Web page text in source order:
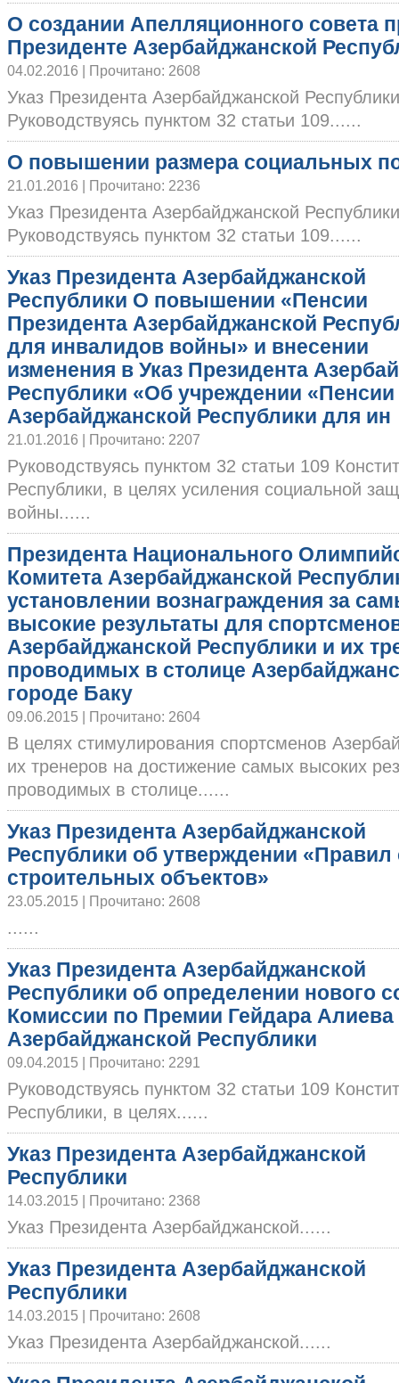
О создании Апелляционного совета
Президенте Азербайджанской
04.02.2016 | Прочитано: 2608
Указ Президента Азербайджанской
Руководствуясь пунктом 32 статьи 109......
О повышении размера социальных
21.01.2016 | Прочитано: 2236
Указ Президента Азербайджанской
Руководствуясь пунктом 32 статьи 109......
Указ Президента Азербайджанской
Республики О повышении «Пенсии
Президента Азербайджанской
для инвалидов войны» и внесении
изменения в Указ Президента
Республики «Об учреждении
Азербайджанской Республики для ин
21.01.2016 | Прочитано: 2207
Руководствуясь пунктом 32 статьи 109
Республики, в целях усиления социальной
войны......
Президента Национального
Комитета Азербайджанской
установлении вознаграждения за
высокие результаты для
Азербайджанской Республики и их
проводимых в столице
городе Баку
09.06.2015 | Прочитано: 2604
В целях стимулирования спортсменов
их тренеров на достижение самых высоких
проводимых в столице......
Указ Президента Азербайджанской
Республики об утверждении «Правил
строительных объектов»
23.05.2015 | Прочитано: 2608
......
Указ Президента Азербайджанской
Республики об определении нового
Комиссии по Премии Гейдара Алиева
Азербайджанской Республики
09.04.2015 | Прочитано: 2291
Руководствуясь пунктом 32 статьи 109
Республики, в целях......
Указ Президента Азербайджанской
Республики
14.03.2015 | Прочитано: 2368
Указ Президента Азербайджанской......
Указ Президента Азербайджанской
Республики
14.03.2015 | Прочитано: 2608
Указ Президента Азербайджанской......